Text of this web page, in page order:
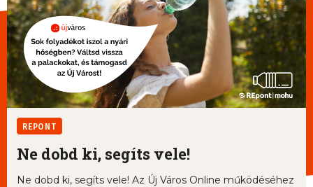
REPONT
Ne dobd ki, segíts vele!
Ne dobd ki, segíts vele! Az Új Város Online működéséhez